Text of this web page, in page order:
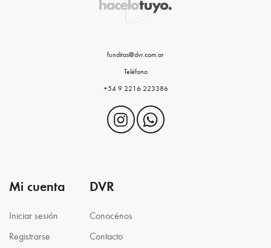
funditas@dvr.com.ar
Teléfono
+54 9 2216 223386
Mi cuenta
Iniciar sesión
Registrarse
DVR
Conocénos
Contacto